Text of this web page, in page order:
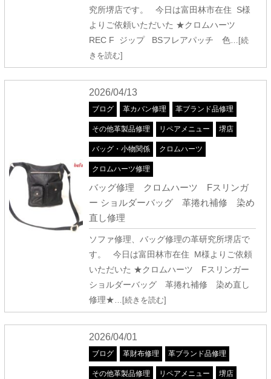
究所堺店です。 今日は富田林市在住 S様
よりご依頼いただいた ★クロムハーツ
REC F ジップ BSフレアパッチ 色…[続
きを読む]
2026/04/13
ブログ 革カバン修理 革ブランド品修理
その他革製品修理 リペアメニュー 堺店
バッグ・小物関係 クロムハーツ
クロムハーツ修理
バッグ修理 クロムハーツ Fスリンガ
ー ショルダーバッグ 革捲れ補修 染め
直し修理
ソファ修理、バッグ修理の革研究所堺店で
す。 今日は富田林市在住 M様よりご依頼
いただいた ★クロムハーツ Fスリンガー
ショルダーバッグ 革捲れ補修 染め直し
修理★…[続きを読む]
2026/04/01
ブログ 革財布修理 革ブランド品修理
その他革製品修理 リペアメニュー 堺店